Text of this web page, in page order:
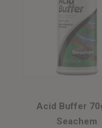
Acid Buffer
Seachem